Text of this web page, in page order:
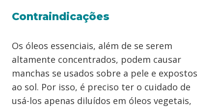
Contraindicações
Os óleos essenciais, além de se serem
altamente concentrados, podem causar
manchas se usados sobre a pele e expostos
ao sol. Por isso, é preciso ter o cuidado de
usá-los apenas diluídos em óleos vegetais,